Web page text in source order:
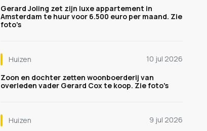
Gerard Joling zet zijn luxe appartement in
Amsterdam te huur voor 6.500 euro per maand. Zie
foto's
Huizen
10 jul 2026
Zoon en dochter zetten woonboerderij van
overleden vader Gerard Cox te koop. Zie foto's
Huizen
9 jul 2026